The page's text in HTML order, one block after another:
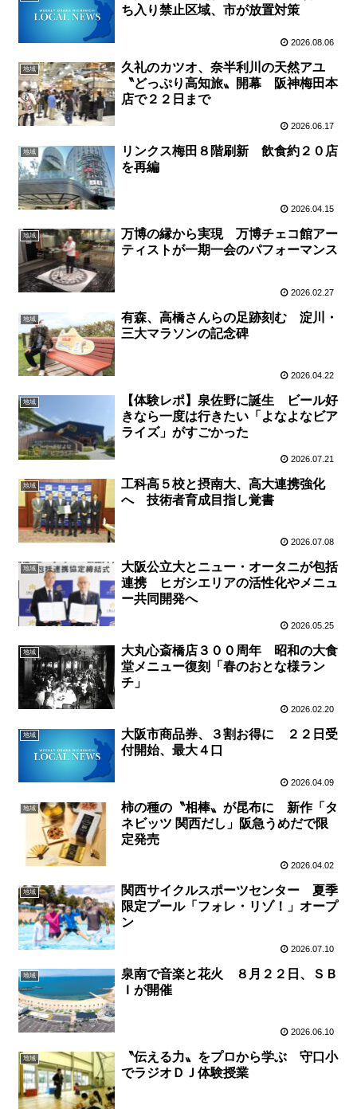
ち入り禁止区域、市が放置対策
2026.08.06
地域
久礼のカツオ、奈半利川の天然アユ
〝どっぷり高知旅〟開幕 阪神梅田本
店で２２日まで
2026.06.17
地域
リンクス梅田８階刷新 飲食約２０店
を再編
2026.04.15
地域
万博の縁から実現 万博チェコ館アー
ティストが一期一会のパフォーマンス
2026.02.27
地域
有森、高橋さんらの足跡刻む 淀川・
三大マラソンの記念碑
2026.04.22
地域
【体験レポ】泉佐野に誕生 ビール好
きなら一度は行きたい「よなよなビア
ライズ」がすごかった
2026.07.21
地域
工科高５校と摂南大、高大連携強化
へ 技術者育成目指し覚書
2026.07.08
地域
大阪公立大とニュー・オータニが包括
連携 ヒガシエリアの活性化やメニュ
ー共同開発へ
2026.05.25
地域
大丸心斎橋店３００周年 昭和の大食
堂メニュー復刻「春のおとな様ラン
チ」
2026.02.20
地域
大阪市商品券、３割お得に ２２日受
付開始、最大４口
2026.04.09
地域
柿の種の〝相棒〟が昆布に 新作「タ
ネビッツ 関西だし」阪急うめだで限
定発売
2026.04.02
地域
関西サイクルスポーツセンター 夏季
限定プール「フォレ・リゾ！」オープ
ン
2026.07.10
地域
泉南で音楽と花火 ８月２２日、ＳＢ
Ｉが開催
2026.06.10
地域
〝伝える力〟をプロから学ぶ 守口小
でラジオＤＪ体験授業